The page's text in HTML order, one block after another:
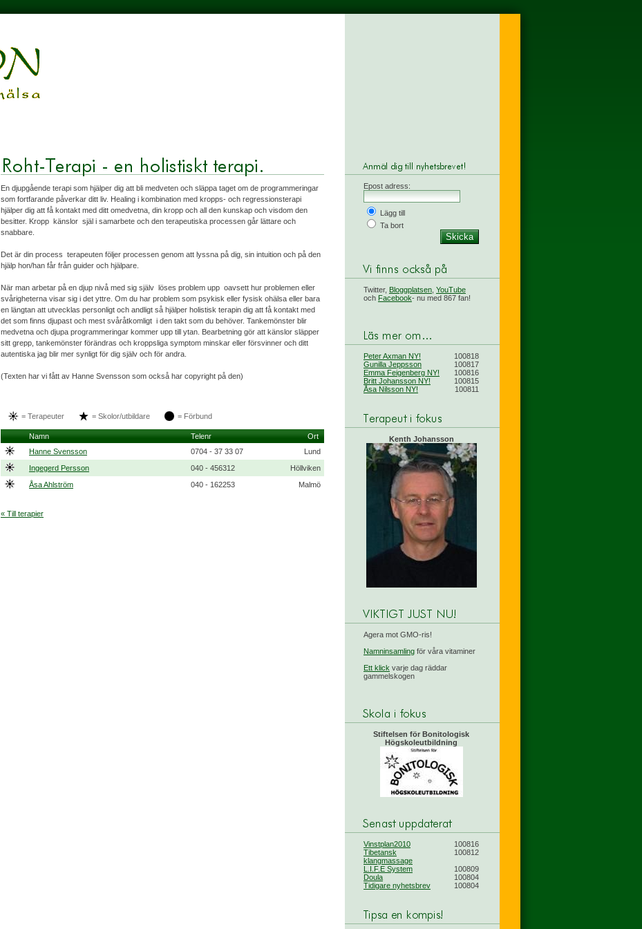
En djupgående terapi som hjälper dig att bli medveten och släppa taget om de programmeringar
som fortfarande påverkar ditt liv. Healing i kombination med kropps- och regressionsterapi
hjälper dig att få kontakt med ditt omedvetna, din kropp och all den kunskap och visdom den
besitter. Kropp  känslor  själ i samarbete och den terapeutiska processen går lättare och
snabbare.
Det är din process  terapeuten följer processen genom att lyssna på dig, sin intuition och på den
hjälp hon/han får från guider och hjälpare.
När man arbetar på en djup nivå med sig själv  löses problem upp  oavsett hur problemen eller
svårigheterna visar sig i det yttre. Om du har problem som psykisk eller fysisk ohälsa eller bara
en längtan att utvecklas personligt och andligt så hjälper holistisk terapin dig att få kontakt med
det som finns djupast och mest svåråtkomligt  i den takt som du behöver. Tankemönster blir
medvetna och djupa programmeringar kommer upp till ytan. Bearbetning gör att känslor släpper
sitt grepp, tankemönster förändras och kroppsliga symptom minskar eller försvinner och ditt
autentiska jag blir mer synligt för dig själv och för andra.
(Texten har vi fått av Hanne Svensson som också har copyright på den)
= Terapeuter = Skolor/utbildare = Förbund
Namn Telenr
Ort
Hanne Svensson
0704 - 37 33 07
Lund
Ingegerd Persson
040 - 456312
Höllviken
Åsa Ahlström
040 - 162253 Malmö
« Till terapier
Epost adress:
Lägg till
Ta bort
Twitter, Bloggplatsen YouTube
och Facebook- nu med 867 fan!
Peter Axman NY!
100818
Gunilla Jeppsson
100817
Emma Feigenberg NY!
100816
Britt Johansson NY!
100815
Åsa Nilsson NY!
100811
Kenth Johansson
Agera mot GMO-ris!
Namninsamling för våra vitaminer
Ett klick varje dag räddar
gammelskogen
Stiftelsen för Bonitologisk
Högskoleutbildning
Vinstplan2010
100816
Tibetansk
klangmassage
100812
L.I.F.E System
100809
Doula
100804
Tidigare nyhetsbrev
100804